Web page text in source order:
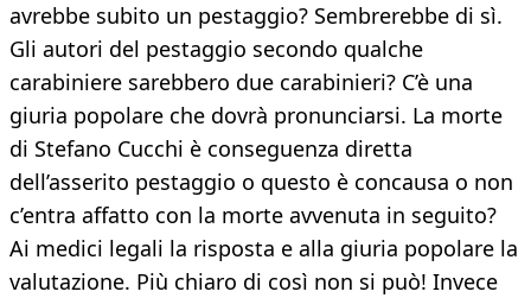
avrebbe subito un pestaggio? Sembrerebbe di sì.
Gli autori del pestaggio secondo qualche
carabiniere sarebbero due carabinieri? C’è una
giuria popolare che dovrà pronunciarsi. La morte
di Stefano Cucchi è conseguenza diretta
dell’asserito pestaggio o questo è concausa o non
c’entra affatto con la morte avvenuta in seguito?
Ai medici legali la risposta e alla giuria popolare la
valutazione. Più chiaro di così non si può! Invece